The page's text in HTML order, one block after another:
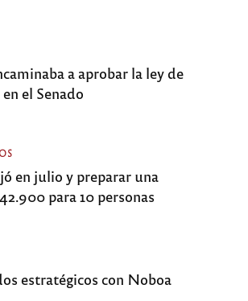
a aprobar la ley de
el Senado
en julio y preparar una
para 10 personas
estratégicos con Noboa